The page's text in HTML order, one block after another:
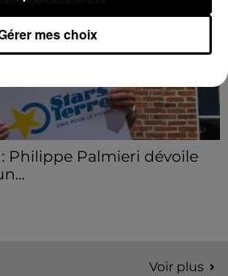
Philippe Palmieri dévoile
Voir plus
mes choix